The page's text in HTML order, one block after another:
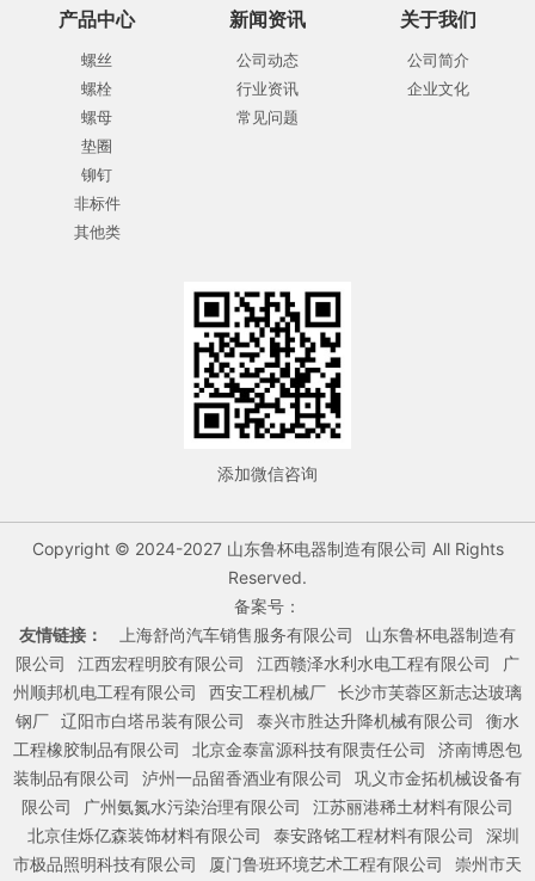
产品中心
螺丝
螺栓
螺母
垫圈
铆钉
非标件
其他类
新闻资讯
公司动态
行业资讯
常见问题
关于我们
公司简介
企业文化
添加微信咨询
Copyright © 2024-2027 山东鲁杯电器制造有限公司 All Rights
Reserved.
备案号：
友情链接：
上海舒尚汽车销售服务有限公司
山东鲁杯电器制造有
限公司
江西宏程明胶有限公司 江西赣泽水利水电工程有限公司
广
州顺邦机电工程有限公司
西安工程机械厂 长沙市芙蓉区新志达玻璃
钢厂 辽阳市白塔吊装有限公司 泰兴市胜达升降机械有限公司
衡水
工程橡胶制品有限公司
北京金泰富源科技有限责任公司
济南博恩包
装制品有限公司
泸州一品留香酒业有限公司
巩义市金拓机械设备有
限公司
广州氨氮水污染治理有限公司
江苏丽港稀土材料有限公司
北京佳烁亿森装饰材料有限公司
泰安路铭工程材料有限公司
深圳
市极品照明科技有限公司
厦门鲁班环境艺术工程有限公司 崇州市天